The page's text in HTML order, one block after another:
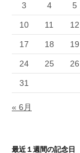
« 6月
3 4 5
10 11 12
17 18 19
24 25 26
31
最近１週間の記念日